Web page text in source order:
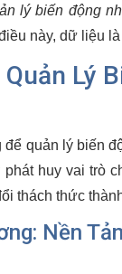
lý biến động
này, dữ liệu là
Lý
quản lý biến
phát huy vai trò
thách thức
Nền